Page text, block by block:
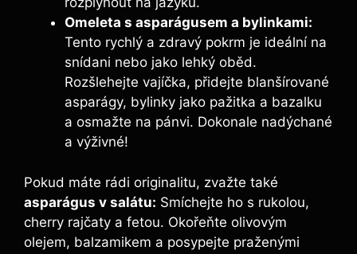
Omeleta s asparágusem a bylinkami:
Tento rychlý a zdravý pokrm je ideální na
snídani nebo jako lehký oběd.
Rozšlehejte vajíčka, přidejte blanšírované
asparágy, bylinky jako pažitka a bazalku
a osmažte na pánvi. Dokonale nadýchané
a výživné!
Pokud máte rádi originalitu, zvažte také
asparágus v salátu: Smíchejte ho s rukolou,
cherry rajčaty a fetou. Okořeňte olivovým
olejem, balzamikem a posypejte praženými